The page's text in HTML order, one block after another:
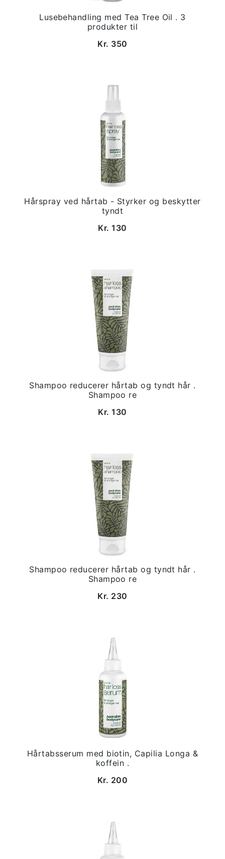
Lusebehandling med Tea Tree Oil . 3
produkter til
Kr. 350
Hårspray ved hårtab - Styrker og beskytter
tyndt
Kr. 130
Shampoo reducerer hårtab og tyndt hår .
Shampoo re
Kr. 130
Shampoo reducerer hårtab og tyndt hår .
Shampoo re
Kr. 230
Hårtabsserum med biotin, Capilia Longa &
koffein .
Kr. 200